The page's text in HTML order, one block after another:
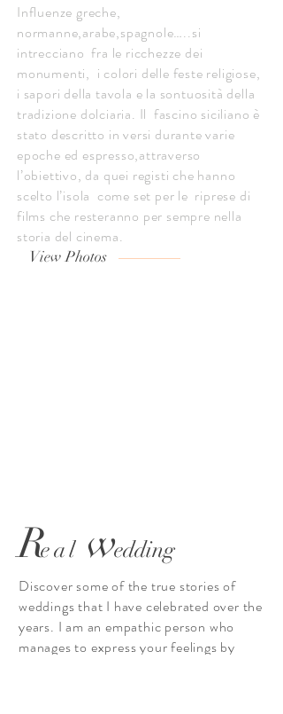
Influenze greche,
normanne,arabe,spagnole…..si
intrecciano fra le ricchezze dei
monumenti, i colori delle feste religiose,
i sapori della tavola e la sontuosità della
tradizione dolciaria. Il fascino siciliano è
stato descritto in versi durante varie
epoche ed espresso,attraverso
l’obiettivo, da quei registi che hanno
scelto l’isola come set per le riprese di
films che resteranno per sempre nella
storia del cinema.
View Photos
Real wedding
Discover some of the true stories of
weddings that I have celebrated over the
years. I am an empathic person who
manages to express your feelings by